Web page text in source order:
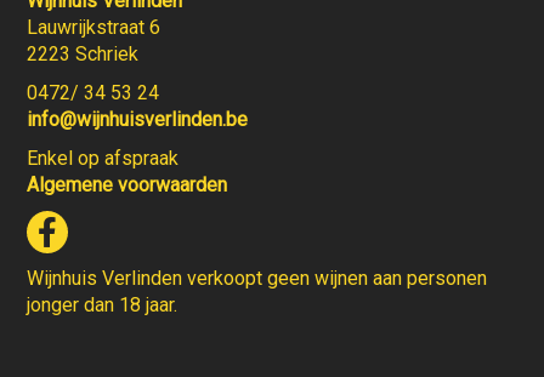
Lauwrijkstraat 6
2223 Schriek
0472/ 34 53 24
info@wijnhuisverlinden.be
Enkel op afspraak
Algemene voorwaarden
Wijnhuis Verlinden verkoopt geen wijnen aan personen
jonger dan 18 jaar.